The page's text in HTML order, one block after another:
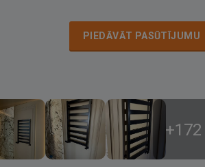
PIEDĀVĀT PASŪTĪJUMU
+172